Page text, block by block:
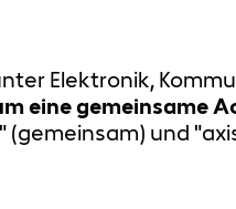
Elektronik,
eine gemeinsame
und